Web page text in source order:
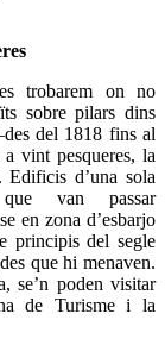
trobarem on no
sobre pilars dins
del 1818 fins al
vint pesqueres, la
d’una sola
que van passar
en zona d’esbarjo
principis del segle
que hi menaven.
se’n poden visitar
de Turisme i la